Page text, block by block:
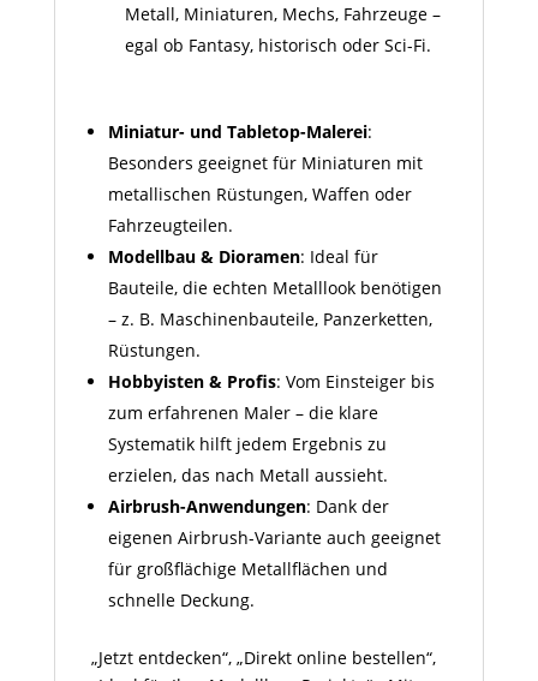
Metall, Miniaturen, Mechs, Fahrzeuge –
egal ob Fantasy, historisch oder Sci-Fi.
Miniatur- und Tabletop-Malerei:
Besonders geeignet für Miniaturen mit
metallischen Rüstungen, Waffen oder
Fahrzeugteilen.
Modellbau & Dioramen: Ideal für
Bauteile, die echten Metall­look benötigen
– z. B. Maschinenbauteile, Panzer­ketten,
Rüstungen.
Hobbyisten & Profis: Vom Einsteiger bis
zum erfahrenen Maler – die klare
Systematik hilft jedem Ergebnis zu
erzielen, das nach Metall aussieht.
Airbrush-Anwendungen: Dank der
eigenen Airbrush-Variante auch geeignet
für großflächige Metallflächen und
schnelle Deckung.
„Jetzt entdecken“, „Direkt online bestellen“,